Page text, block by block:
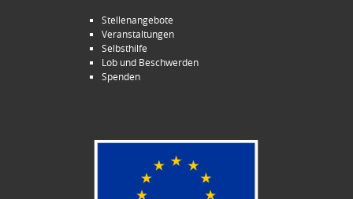
Stellenangebote
Veranstaltungen
Selbsthilfe
Lob und Beschwerden
Spenden